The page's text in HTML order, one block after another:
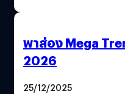
พาส่อง Mega
2026
25/12/2025